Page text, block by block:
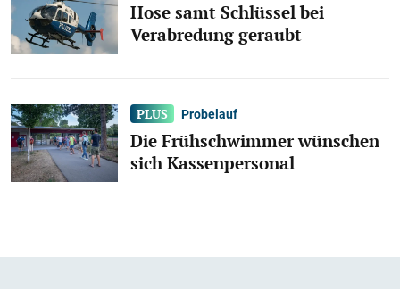
Hose samt Schlüssel bei
Verabredung geraubt
Probelauf
Die Frühschwimmer wünschen
sich Kassenpersonal